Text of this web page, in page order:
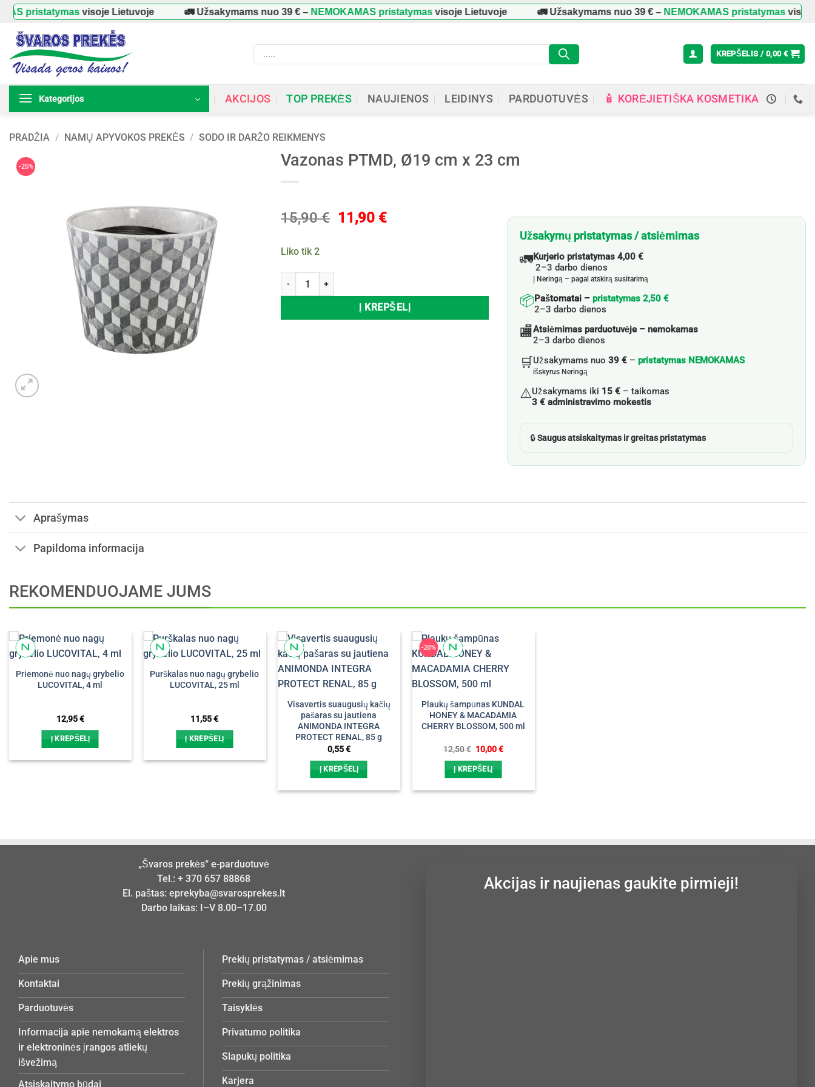
Skip
content
pristatymasvisoje Lietuvoje 🚛 Užsakymams nuo39 €–NEMOKAMAS pristatymasvisoje Lietuvoje 🚛 Užsakymams nuo39 €–NEMOKAMAS pristatymasvisoje
Products
search
KREPŠELIS / 0,00 €
Kategorijos AKCIJOS TOP PREKĖS NAUJIENOS LEIDINYS PARDUOTUVĖS 🧴 KORĖJIETIŠKA KOSMETIKA
PRADŽIA / NAMŲ APYVOKOS PREKĖS / SODO IR DARŽO REIKMENYS
-25% Vazonas PTMD, Ø19 cm x 23 cm
15,90€ Original
11,90 €Current
Liko tik 2
produkto kiekis: Vazonas PTMD, Ø19 cm x 23 cm
Į KREPŠELĮ
Užsakymų pristatymas / atsiėmimas
🚛Kurjerio pristatymas 4,00 €
2–3 darbo dienos
Į Neringą – pagal atskirą susitarimą
📦Paštomatai – pristatymas 2,50 €
2–3 darbo dienos
🏬Atsiėmimas parduotuvėje – nemokamas
2–3 darbo dienos
🛒Užsakymams nuo39 € – pristatymas NEMOKAMAS
išskyrus Neringą
⚠️Užsakymams iki 15 € – taikomas
3 € administravimo mokestis
🔒Saugus atsiskaitymas ir greitas pristatymas
Aprašymas
Papildoma informacija
REKOMENDUOJAME JUMS
Priemonė nuo nagų grybelio
LUCOVITAL, 4 ml
12,95€
Į KREPŠELĮ
Purškalas nuo nagų grybelio
LUCOVITAL, 25 ml
11,55€
Į KREPŠELĮ
Visavertis suaugusių kačių
pašaras su jautiena
ANIMONDA INTEGRA
PROTECT RENAL, 85 g
0,55€
Į KREPŠELĮ
-20%
Plaukų šampūnas KUNDAL
HONEY & MACADAMIA
CHERRY BLOSSOM, 500 ml
12,50€ Original
was:
12,50 €.
10,00€Current
Į KREPŠELĮ
„Švaros prekės“ e-parduotuvė
Tel.: + 370 657 88868
El. paštas: eprekyba@svarosprekes.lt
Darbo laikas: I–V 8.00–17.00
Apie mus
Kontaktai
Parduotuvės
Informacija apie nemokamą elektros
ir elektroninės įrangos atliekų
išvežimą
Atsiskaitymo būdai
Prekių pristatymas / atsiėmimas
Prekių grąžinimas
Taisyklės
Privatumo politika
Slapukų politika
Karjera
Akcijas ir naujienas gaukite pirmieji!